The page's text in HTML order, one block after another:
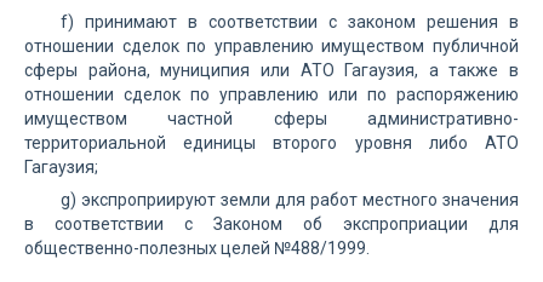
f) принимают в соответствии с законом решения в
отношении сделок по управлению имуществом публичной
сферы района, муниципия или АТО Гагаузия, а также в
отношении сделок по управлению или по распоряжению
имуществом частной сферы административно-
территориальной единицы второго уровня либо АТО
Гагаузия;
g) экспроприируют земли для работ местного значения
в соответствии с Законом об экспроприации для
общественно-полезных целей №488/1999.